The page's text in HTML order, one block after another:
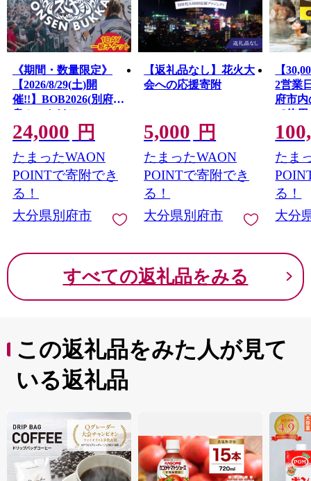
きます。
郷土料理である「とり天」や「別府冷麺」、大分県唯一
の伝統工芸品である「別府竹細工」なども人気のひとつ
《期間・数量限定》
【2026/8/29(土)開
催!!】BOB2026(別府温
泉ぶっかけフェス
2026)1DAY一般チケッ
ト
24,000 円
たまったWAON
POINTで寄附でき
る！
大分県別府市
【返礼品なし】花火大
会への応援寄附
5,000 円
たまったWAON
POINTで寄附でき
る！
大分県別府市
【
2営業
府市
で使
券 楽
を！
府市
万円 9
万円
旅行
泊補
めぐ
気 体
たま
る！
大分
すべての返礼品をみる
この返礼品をみた人が見て
いる返礼品